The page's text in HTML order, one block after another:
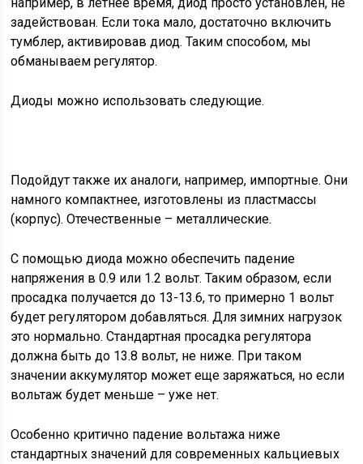
например, в летнее время, диод просто установлен, не
задействован. Если тока мало, достаточно включить
тумблер, активировав диод. Таким способом, мы
обманываем регулятор.
Диоды можно использовать следующие.
Подойдут также их аналоги, например, импортные. Они
намного компактнее, изготовлены из пластмассы
(корпус). Отечественные – металлические.
С помощью диода можно обеспечить падение
напряжения в 0.9 или 1.2 вольт. Таким образом, если
просадка получается до 13-13.6, то примерно 1 вольт
будет регулятором добавляться. Для зимних нагрузок
это нормально. Стандартная просадка регулятора
должна быть до 13.8 вольт, не ниже. При таком
значении аккумулятор может еще заряжаться, но если
вольтаж будет меньше – уже нет.
Особенно критично падение вольтажа ниже
стандартных значений для современных кальциевых